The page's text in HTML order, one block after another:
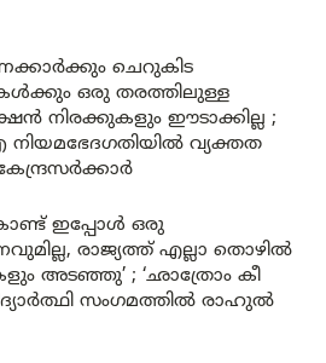
ചെറുകിട
ഒരു തരത്തിലുള്ള
നിരക്കുകളും ഈടാക്കില്ല ;
വ്യക്തത
ഇപ്പോൾ ഒരു
രാജ്യത്ത് എല്ലാ തൊഴിൽ
അടഞ്ഞു’ ; ‘ഛാത്രോം കീ
സംഗമത്തിൽ രാഹുൽ